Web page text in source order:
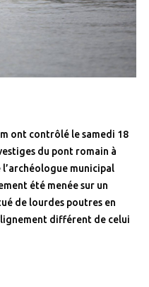
ont contrôlé le samedi 18
du pont romain à
l’archéologue municipal
été menée sur un
de lourdes poutres en
différent de celui